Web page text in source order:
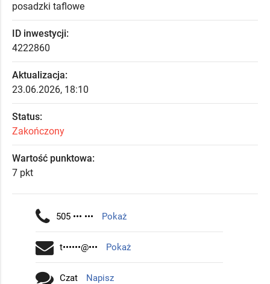
posadzki taflowe
ID inwestycji:
4222860
Aktualizacja:
23.06.2026, 18:10
Status:
Zakończony
Wartość punktowa:
7 pkt
505 ••• ••• Pokaż
t••••••@••• Pokaż
Czat Napisz